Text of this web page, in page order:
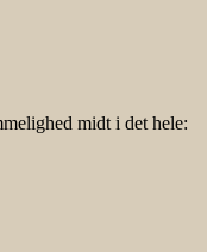
midt i det hele: